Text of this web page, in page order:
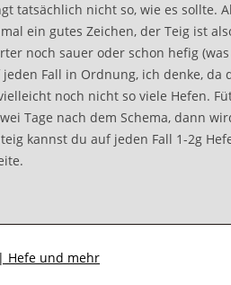
tatsächlich nicht so, wie es sollte.
ein gutes Zeichen, der Teig ist
noch sauer oder schon hefig
Fall in Ordnung, ich denke, da
noch nicht so viele Hefen.
Tage nach dem Schema, dann
kannst du auf jeden Fall 1-2g
Hefe und mehr